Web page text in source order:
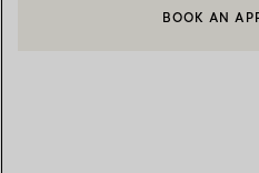
EINEN KUNDENBERATER
BOOK AN